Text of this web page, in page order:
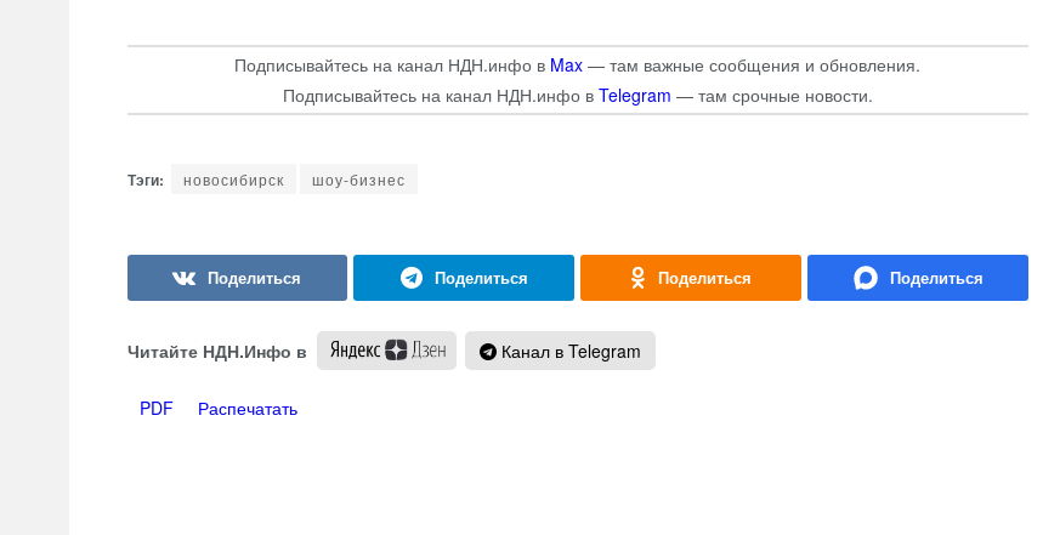
Подписывайтесь на канал НДН.инфо в Max — там важные сообщения и обновления.
Подписывайтесь на канал НДН.инфо в Telegram — там срочные новости.
новосибирск шоу-бизнес
Читайте НДН.Инфо в Канал в Telegram
PDF Распечатать